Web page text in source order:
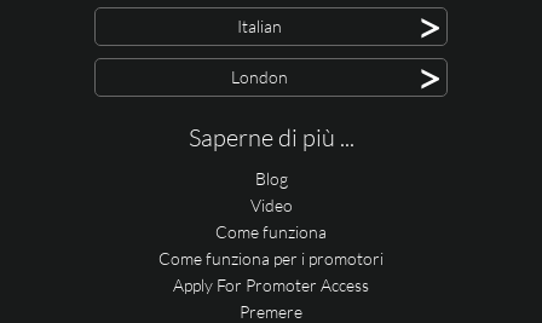
Italian >
London >
Saperne di più ...
Blog
Video
Come funziona
Come funziona per i promotori
Apply For Promoter Access
Premere